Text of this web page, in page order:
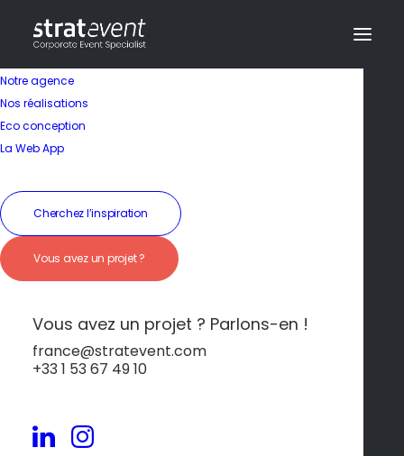
Notre agence
Nos réalisations
Eco conception
La Web App
Cherchez l’inspiration
Vous avez un projet ?
Vous avez un projet ? Parlons-en !
france@stratevent.com
+33 1 53 67 49 10
Séminaire en France
Saint-Malo –
Remparts et embruns
vivifiants
Saint-Malo